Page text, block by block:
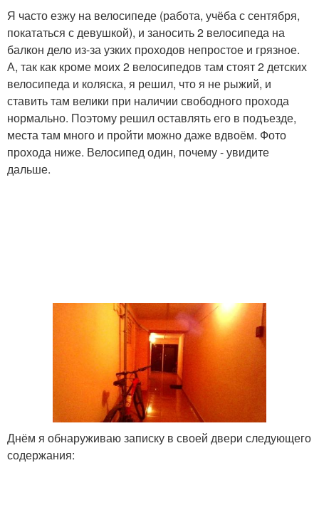
Я часто езжу на велосипеде (работа, учёба с сентября,
покататься с девушкой), и заносить 2 велосипеда на
балкон дело из-за узких проходов непростое и грязное.
А, так как кроме моих 2 велосипедов там стоят 2 детских
велосипеда и коляска, я решил, что я не рыжий, и
ставить там велики при наличии свободного прохода
нормально. Поэтому решил оставлять его в подъезде,
места там много и пройти можно даже вдвоём. Фото
прохода ниже. Велосипед один, почему - увидите
дальше.
Днём я обнаруживаю записку в своей двери следующего
содержания: